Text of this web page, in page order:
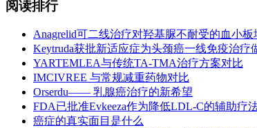
阅读排行
Anagrelid可二线治疗对羟基脲不耐受的血小板
Keytruda获批新适应症为头颈癌一线免疫治疗
YARTEMLEA与传统TA-TMA治疗方案对比
IMCIVREE 与常规减重药物对比
Orserdu—— 乳腺癌治疗的新希望
FDA已批准Evkeeza作为降低LDL-C的辅助疗
癌症的真实面目是什么